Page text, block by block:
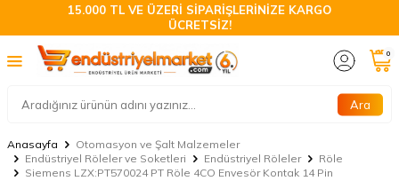
15.000 TL VE ÜZERİ SİPARİŞLERİNİZE KARGO
ÜCRETSİZ!
Ara
0
Anasayfa
Otomasyon ve Şalt Malzemeler
Endüstriyel Röleler ve Soketleri
Endüstriyel Röleler
Röle
Siemens LZX:PT570024 PT Röle 4CO Envesör Kontak 14 Pin